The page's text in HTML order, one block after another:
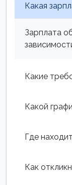
Какая
Зарплата
Какие
Какой
Где
Как